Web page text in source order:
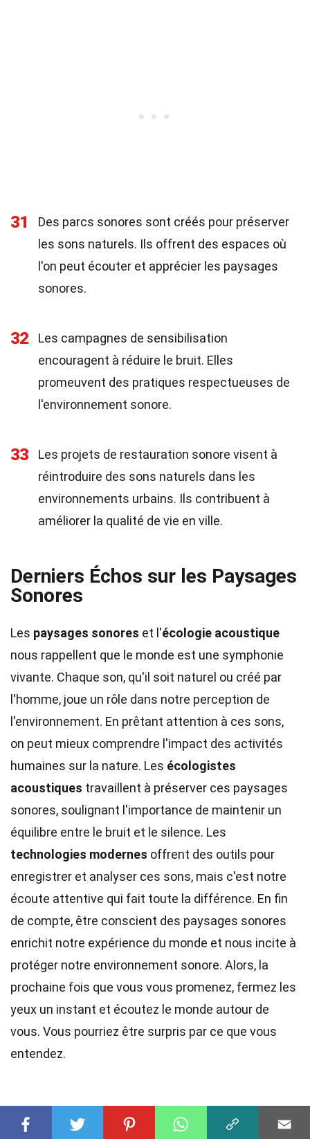
31
Des parcs sonores sont créés pour préserver
les sons naturels. Ils offrent des espaces où
l'on peut écouter et apprécier les paysages
sonores.
32
Les campagnes de sensibilisation
encouragent à réduire le bruit. Elles
promeuvent des pratiques respectueuses de
l'environnement sonore.
33
Les projets de restauration sonore visent à
réintroduire des sons naturels dans les
environnements urbains. Ils contribuent à
améliorer la qualité de vie en ville.
Derniers Échos sur les Paysages
Sonores
Les paysages sonores et l'écologie acoustique
nous rappellent que le monde est une symphonie
vivante. Chaque son, qu'il soit naturel ou créé par
l'homme, joue un rôle dans notre perception de
l'environnement. En prêtant attention à ces sons,
on peut mieux comprendre l'impact des activités
humaines sur la nature. Les écologistes
acoustiques travaillent à préserver ces paysages
sonores, soulignant l'importance de maintenir un
équilibre entre le bruit et le silence. Les
technologies modernes offrent des outils pour
enregistrer et analyser ces sons, mais c'est notre
écoute attentive qui fait toute la différence. En fin
de compte, être conscient des paysages sonores
enrichit notre expérience du monde et nous incite à
protéger notre environnement sonore. Alors, la
prochaine fois que vous vous promenez, fermez les
yeux un instant et écoutez le monde autour de
vous. Vous pourriez être surpris par ce que vous
entendez.
Cette page vous a-t-elle été utile?